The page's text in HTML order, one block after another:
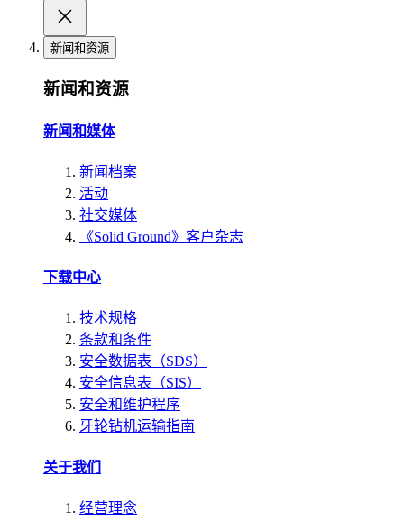
新闻和资源
新闻和资源
新闻和媒体
新闻档案
活动
社交媒体
《Solid Ground》客户杂志
下载中心
技术规格
条款和条件
安全数据表（SDS）
安全信息表（SIS）
安全和维护程序
牙轮钻机运输指南
关于我们
经营理念